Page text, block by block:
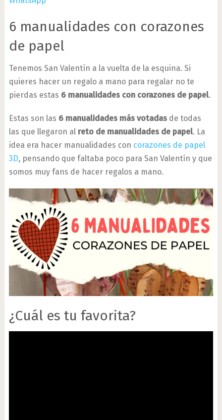
6 manualidades con corazones
de papel
Tenemos San Valentín a la vuelta de la esquina. Si
quieres hacer un regalo a mano para regalar no te
pierdas estas 6 manualidades con corazones de papel.
Estas son las 6 manualidades más votadasde todas
las que llegaron al reto de manualidades de papel. La
idea era hacer manualidades con corazones de papel
3D, pensando que faltaba poco para San Valentín y que
somos muy fans de hacer regalos a mano.
¿Cuál es tu favorita?